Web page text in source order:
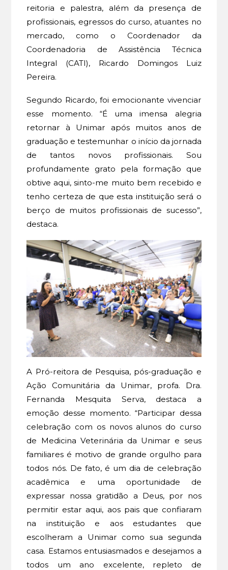
reitoria e palestra, além da presença de
profissionais, egressos do curso, atuantes no
mercado, como o Coordenador da
Coordenadoria de Assistência Técnica
Integral (CATI), Ricardo Domingos Luiz
Pereira.
Segundo Ricardo, foi emocionante vivenciar
esse momento. “É uma imensa alegria
retornar à Unimar após muitos anos de
graduação e testemunhar o início da jornada
de tantos novos profissionais. Sou
profundamente grato pela formação que
obtive aqui, sinto-me muito bem recebido e
tenho certeza de que esta instituição será o
berço de muitos profissionais de sucesso”,
destaca.
A Pró-reitora de Pesquisa, pós-graduação e
Ação Comunitária da Unimar, profa. Dra.
Fernanda Mesquita Serva, destaca a
emoção desse momento. “Participar dessa
celebração com os novos alunos do curso
de Medicina Veterinária da Unimar e seus
familiares é motivo de grande orgulho para
todos nós. De fato, é um dia de celebração
acadêmica e uma oportunidade de
expressar nossa gratidão a Deus, por nos
permitir estar aqui, aos pais que confiaram
na instituição e aos estudantes que
escolheram a Unimar como sua segunda
casa. Estamos entusiasmados e desejamos a
todos um ano excelente, repleto de